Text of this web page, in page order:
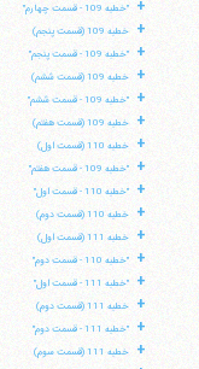
+ "خطبه 109 - قسمت چهارم"
+ خطبه 109 (قسمت پنجم)
+ "خطبه 109 - قسمت پنجم"
+ خطبه 109 (قسمت ششم)
+ "خطبه 109 - قسمت ششم"
+ خطبه 109 (قسمت هفتم)
+ خطبه 110 (قسمت اول)
+ "خطبه 109 - قسمت هفتم"
+ "خطبه 110 - قسمت اول"
+ خطبه 110 (قسمت دوم)
+ خطبه 111 (قسمت اول)
+ "خطبه 110 - قسمت دوم"
+ "خطبه 111 - قسمت اول"
+ خطبه 111 (قسمت دوم)
+ "خطبه 111 - قسمت دوم"
+ خطبه 111 (قسمت سوم)